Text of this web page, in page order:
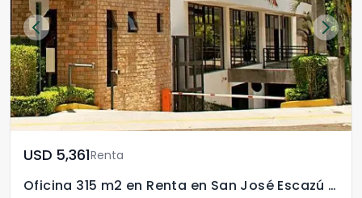
USD	5,361Renta
Oficina 315 m2 en Renta en San José Escazú San Rafael